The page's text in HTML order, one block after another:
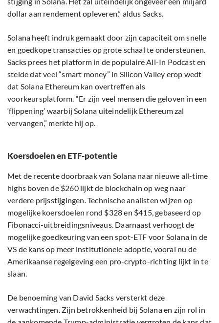
dollar aan rendement opleveren,” aldus Sacks.
Solana heeft indruk gemaakt door zijn capaciteit om snelle
en goedkope transacties op grote schaal te ondersteunen.
Sacks prees het platform in de populaire All-In Podcast en
stelde dat veel “smart money” in Silicon Valley erop wedt
dat Solana Ethereum kan overtreffen als
voorkeursplatform. “Er zijn veel mensen die geloven in een
‘flippening’ waarbij Solana uiteindelijk Ethereum zal
vervangen,” merkte hij op.
Koersdoelen en ETF-potentie
Met de recente doorbraak van Solana naar nieuwe all-time
highs boven de $260 lijkt de blockchain op weg naar
verdere prijsstijgingen. Technische analisten wijzen op
mogelijke koersdoelen rond $328 en $415, gebaseerd op
Fibonacci-uitbreidingsniveaus. Daarnaast verhoogt de
mogelijke goedkeuring van een spot-ETF voor Solana in de
VS de kans op meer institutionele adoptie, vooral nu de
Amerikaanse regelgeving een pro-crypto-richting lijkt in te
slaan.
De benoeming van David Sacks versterkt deze
verwachtingen. Zijn betrokkenheid bij Solana en zijn rol in